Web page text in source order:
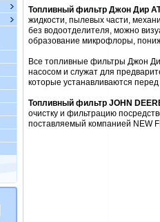
Топливный фильтр Джон Дир
жидкости, пылевых части,
без водоотделителя, можно
образование микрофлоры,
Все топливные фильтры Джон
насосом и служат для
которые устанавливаются
Топливный фильтр JOHN
очистку и фильтрацию
поставляемый компанией NEW